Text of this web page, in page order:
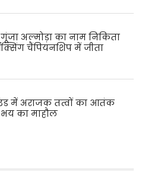
अल्मोड़ा का नाम निकिता
चैंपियनशिप में जीता
में अराजक तत्वों का आतंक
का माहौल